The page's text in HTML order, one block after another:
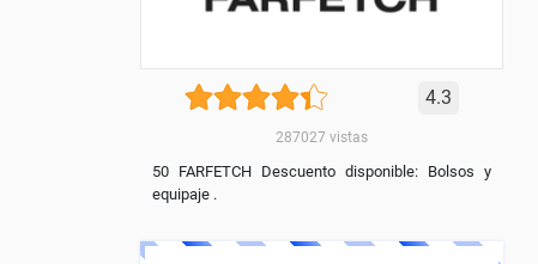
4.3
287027 vistas
50 FARFETCH Descuento disponible: Bolsos y
equipaje .